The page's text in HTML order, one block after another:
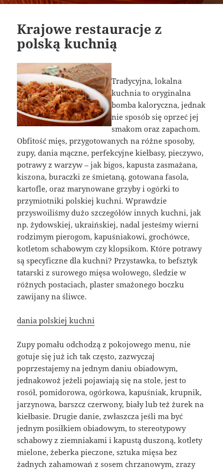
Krajowe restauracje z
polską kuchnią
Tradycyjna, lokalna
kuchnia to oryginalna
bomba kaloryczna, jednak
nie sposób się oprzeć jej
smakom oraz zapachom.
Obfitość mięs, przygotowanych na różne sposoby,
zupy, dania mączne, perfekcyjne kiełbasy, pieczywo,
potrawy z warzyw – jak bigos, kapusta zasmażana,
kiszona, buraczki ze śmietaną, gotowana fasola,
kartofle, oraz marynowane grzyby i ogórki to
przymiotniki polskiej kuchni. Wprawdzie
przyswoiliśmy dużo szczegółów innych kuchni, jak
np. żydowskiej, ukraińskiej, nadal jesteśmy wierni
rodzimym pierogom, kapuśniakowi, grochówce,
kotletom schabowym czy klopsikom. Które potrawy
są specyficzne dla kuchni? Przystawka, to befsztyk
tatarski z surowego mięsa wołowego, śledzie w
różnych postaciach, plaster smażonego boczku
zawijany na śliwce.
dania polskiej kuchni
Zupy pomału odchodzą z pokojowego menu, nie
gotuje się już ich tak często, zazwyczaj
poprzestajemy na jednym daniu obiadowym,
jednakowoż jeżeli pojawiają się na stole, jest to
rosół, pomidorowa, ogórkowa, kapuśniak, krupnik,
jarzynowa, barszcz czerwony, biały lub też żurek na
kiełbasie. Drugie danie, zwłaszcza jeśli ma być
jednym posiłkiem obiadowym, to stereotypowy
schabowy z ziemniakami i kapustą duszoną, kotlety
mielone, żeberka pieczone, sztuka mięsa bez
żadnych zahamowań z sosem chrzanowym, zrazy